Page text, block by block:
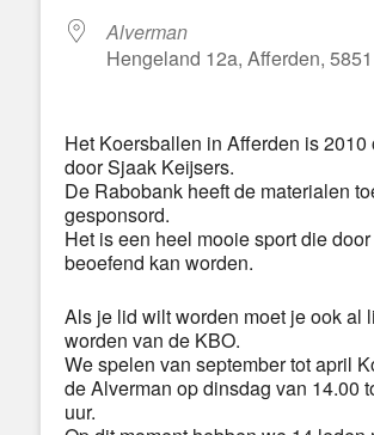
Alverman
Hengeland 12a, Afferden,
Het Koersballen in Afferden is 2010
door Sjaak Keijsers.
De Rabobank heeft de materialen
gesponsord.
Het is een heel mooie sport die
beoefend kan worden.
Als je lid wilt worden moet je ook al
worden van de KBO.
We spelen van september tot april
de Alverman op dinsdag van 14.00
uur.